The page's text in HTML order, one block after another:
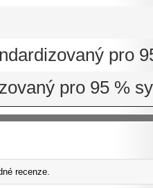
pro
pro 95 %
recenze.